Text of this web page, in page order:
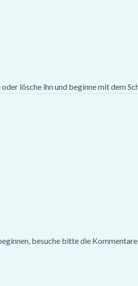
lösche ihn und beginne mit dem
besuche bitte die